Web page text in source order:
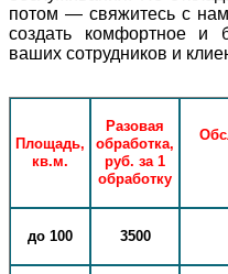
потом — свяжитесь с
создать комфортное и
ваших сотрудников и
Площадь,
кв.м.
Разовая
обработка,
руб. за 1
обработку
до 100 3500